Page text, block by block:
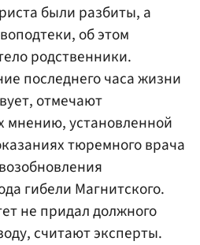
были разбиты, а
об этом
родственники.
последнего часа жизни
отмечают
мнению, установленной
тюремного врача
гибели Магнитского.
не придал должного
считают эксперты.